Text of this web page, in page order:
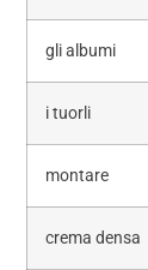
gli albumi
i tuorli
montare
crema densa